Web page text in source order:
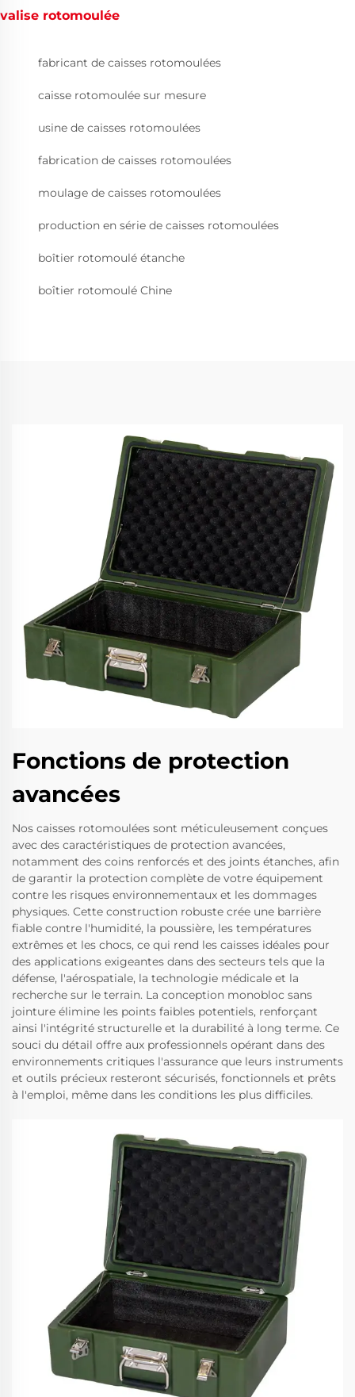
valise rotomoulée
fabricant de caisses rotomoulées
caisse rotomoulée sur mesure
usine de caisses rotomoulées
fabrication de caisses rotomoulées
moulage de caisses rotomoulées
production en série de caisses rotomoulées
boîtier rotomoulé étanche
boîtier rotomoulé Chine
Fonctions de protection
avancées
Nos caisses rotomoulées sont méticuleusement conçues
avec des caractéristiques de protection avancées,
notamment des coins renforcés et des joints étanches, afin
de garantir la protection complète de votre équipement
contre les risques environnementaux et les dommages
physiques. Cette construction robuste crée une barrière
fiable contre l'humidité, la poussière, les températures
extrêmes et les chocs, ce qui rend les caisses idéales pour
des applications exigeantes dans des secteurs tels que la
défense, l'aérospatiale, la technologie médicale et la
recherche sur le terrain. La conception monobloc sans
jointure élimine les points faibles potentiels, renforçant
ainsi l'intégrité structurelle et la durabilité à long terme. Ce
souci du détail offre aux professionnels opérant dans des
environnements critiques l'assurance que leurs instruments
et outils précieux resteront sécurisés, fonctionnels et prêts
à l'emploi, même dans les conditions les plus difficiles.